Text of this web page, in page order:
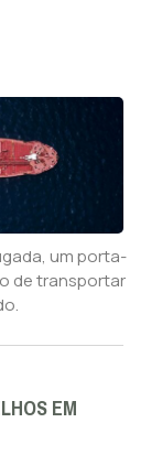
um porta-
de transportar
EM